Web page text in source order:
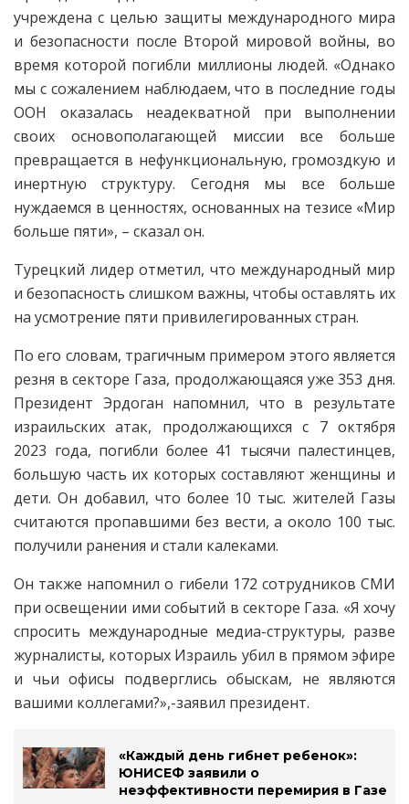
учреждена с целью защиты международного мира
и безопасности после Второй мировой войны, во
время которой погибли миллионы людей. «Однако
мы с сожалением наблюдаем, что в последние годы
ООН оказалась неадекватной при выполнении
своих основополагающей миссии все больше
превращается в нефункциональную, громоздкую и
инертную структуру. Сегодня мы все больше
нуждаемся в ценностях, основанных на тезисе «Мир
больше пяти», – сказал он.
Турецкий лидер отметил, что международный мир
и безопасность слишком важны, чтобы оставлять их
на усмотрение пяти привилегированных стран.
По его словам, трагичным примером этого является
резня в секторе Газа, продолжающаяся уже 353 дня.
Президент Эрдоган напомнил, что в результате
израильских атак, продолжающихся с 7 октября
2023 года, погибли более 41 тысячи палестинцев,
большую часть их которых составляют женщины и
дети. Он добавил, что более 10 тыс. жителей Газы
считаются пропавшими без вести, а около 100 тыс.
получили ранения и стали калеками.
Он также напомнил о гибели 172 сотрудников СМИ
при освещении ими событий в секторе Газа. «Я хочу
спросить международные медиа-структуры, разве
журналисты, которых Израиль убил в прямом эфире
и чьи офисы подверглись обыскам, не являются
вашими коллегами?»,-заявил президент.
«Каждый день гибнет ребенок»:
ЮНИСЕФ заявили о
неэффективности перемирия в Газе